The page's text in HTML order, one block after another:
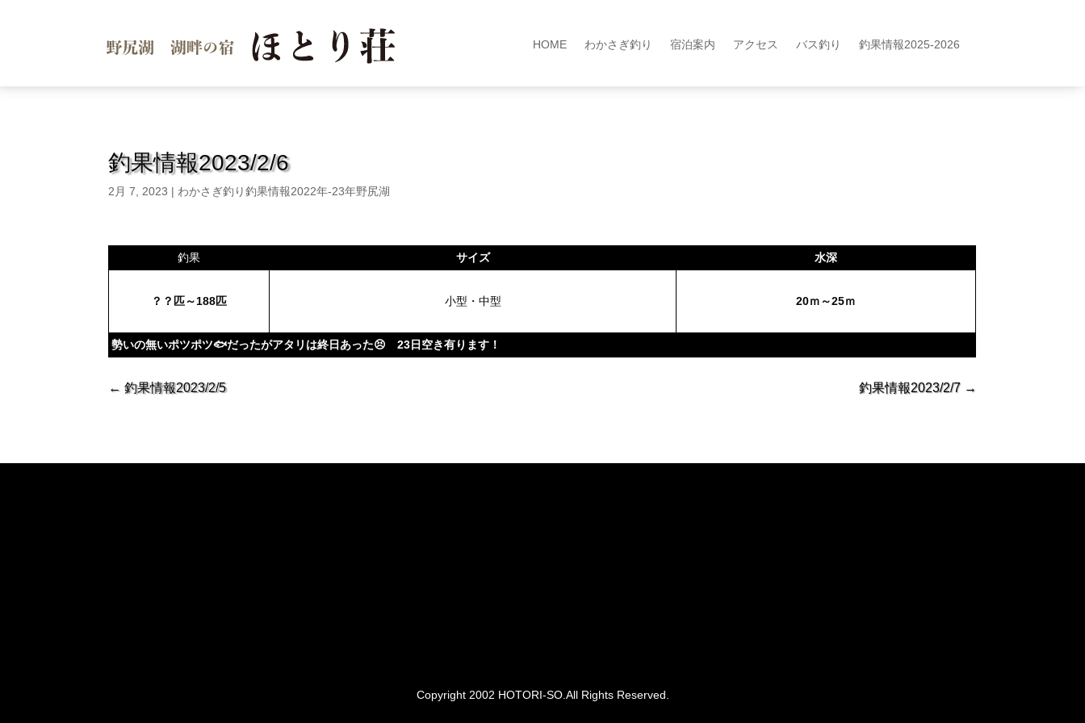
HOME わかさぎ釣り 宿泊案内 アクセス バス釣り 釣果情報2025-2026
釣果情報2023/2/6
2月 7, 2023 | わかさぎ釣り釣果情報2022年-23年野尻湖
釣果 サイズ 水深
？？匹～188匹 小型・中型 20ｍ～25ｍ
勢いの無いポツポツ🐟だったがアタリは終日あった😣 23日空き有ります！
←釣果情報2023/2/5 釣果情報2023/2/7→
Copyright 2002 HOTORI-SO.All Rights Reserved.